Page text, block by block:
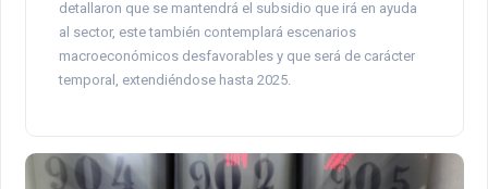
detallaron que se mantendrá el subsidio que irá en ayuda
al sector, este también contemplará escenarios
macroeconómicos desfavorables y que será de carácter
temporal, extendiéndose hasta 2025.